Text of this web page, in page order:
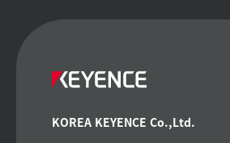
KOREA KEYENCE Co.,Ltd.